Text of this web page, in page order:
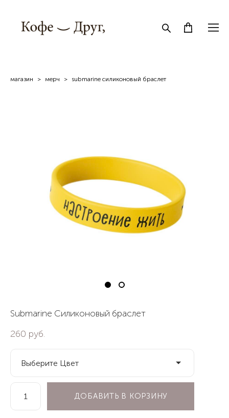
магазин > мерч > submarine силиконовый браслет
Submarine Силиконовый браслет
260 pуб.
Выберите Цвет
ДОБАВИТЬ В КОРЗИНУ